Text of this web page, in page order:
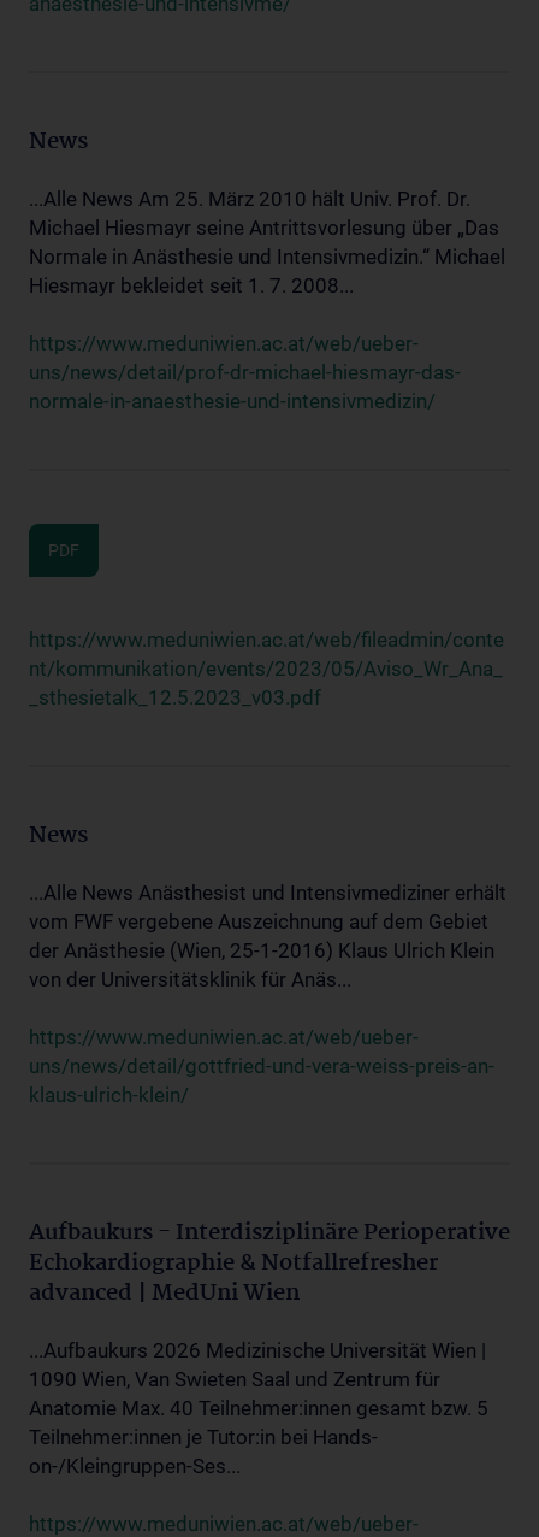
News
...Alle News Am 25. März 2010 hält Univ. Prof. Dr.
Michael Hiesmayr seine Antrittsvorlesung über „Das
Normale in Anästhesie und Intensivmedizin.“ Michael
Hiesmayr bekleidet seit 1. 7. 2008...
https://www.meduniwien.ac.at/web/ueber-
uns/news/detail/prof-dr-michael-hiesmayr-das-
normale-in-anaesthesie-und-intensivmedizin/
PDF
https://www.meduniwien.ac.at/web/fileadmin/conte
nt/kommunikation/events/2023/05/Aviso_Wr_Ana_
_sthesietalk_12.5.2023_v03.pdf
News
...Alle News Anästhesist und Intensivmediziner erhält
vom FWF vergebene Auszeichnung auf dem Gebiet
der Anästhesie (Wien, 25-1-2016) Klaus Ulrich Klein
von der Universitätsklinik für Anäs...
https://www.meduniwien.ac.at/web/ueber-
uns/news/detail/gottfried-und-vera-weiss-preis-an-
klaus-ulrich-klein/
Aufbaukurs - Interdisziplinäre Perioperative
Echokardiographie & Notfallrefresher
advanced | MedUni Wien
...Aufbaukurs 2026 Medizinische Universität Wien |
1090 Wien, Van Swieten Saal und Zentrum für
Anatomie Max. 40 Teilnehmer:innen gesamt bzw. 5
Teilnehmer:innen je Tutor:in bei Hands-
on-/Kleingruppen-Ses...
https://www.meduniwien.ac.at/web/ueber-